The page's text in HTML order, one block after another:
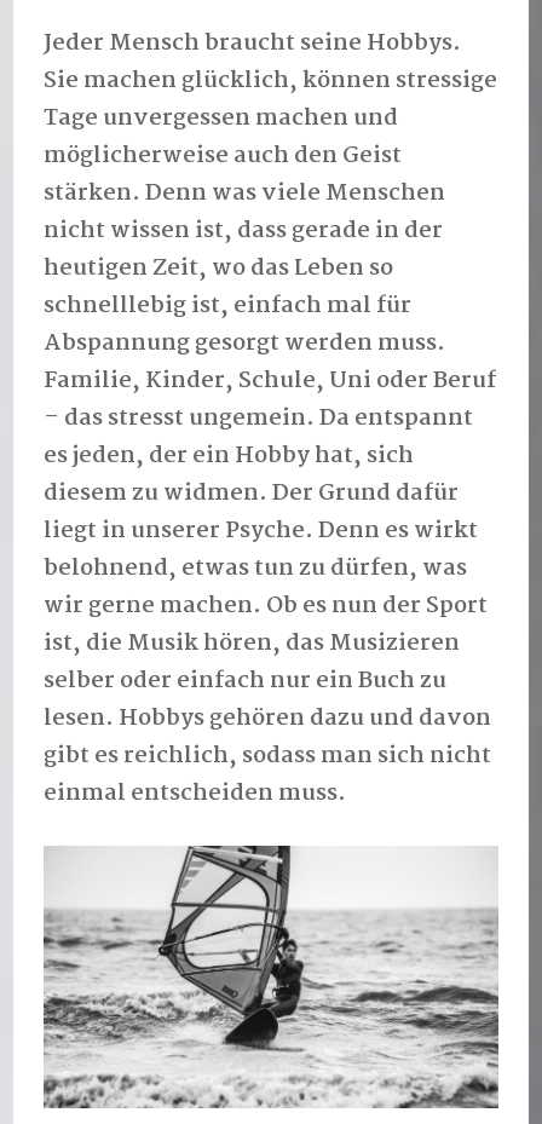
Jeder Mensch braucht seine Hobbys.
Sie machen glücklich, können stressige
Tage unvergessen machen und
möglicherweise auch den Geist
stärken. Denn was viele Menschen
nicht wissen ist, dass gerade in der
heutigen Zeit, wo das Leben so
schnelllebig ist, einfach mal für
Abspannung gesorgt werden muss.
Familie, Kinder, Schule, Uni oder Beruf
– das stresst ungemein. Da entspannt
es jeden, der ein Hobby hat, sich
diesem zu widmen. Der Grund dafür
liegt in unserer Psyche. Denn es wirkt
belohnend, etwas tun zu dürfen, was
wir gerne machen. Ob es nun der Sport
ist, die Musik hören, das Musizieren
selber oder einfach nur ein Buch zu
lesen. Hobbys gehören dazu und davon
gibt es reichlich, sodass man sich nicht
einmal entscheiden muss.